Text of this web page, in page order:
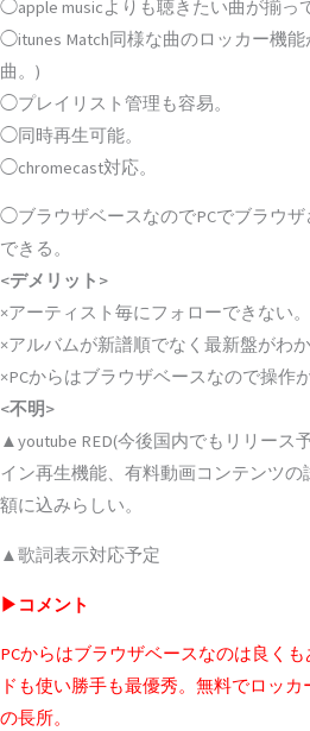
◯apple musicよりも聴きたい曲が揃っ
◯itunes Match同様な曲のロッカー機
曲。)
◯プレイリスト管理も容易。
◯同時再生可能。
◯chromecast対応。
◯ブラウザベースなのでPCでブラウ
できる。
<デメリット>
×アーティスト毎にフォローできない。
×アルバムが新譜順でなく最新盤がわか
×PCからはブラウザベースなので操作
<不明>
▲youtube RED(今後国内でもリリース
イン再生機能、有料動画コンテンツの
額に込みらしい。
▲歌詞表示対応予定
▶コメント
PCからはブラウザベースなのは良く
ドも使い勝手も最優秀。無料でロッ
の長所。